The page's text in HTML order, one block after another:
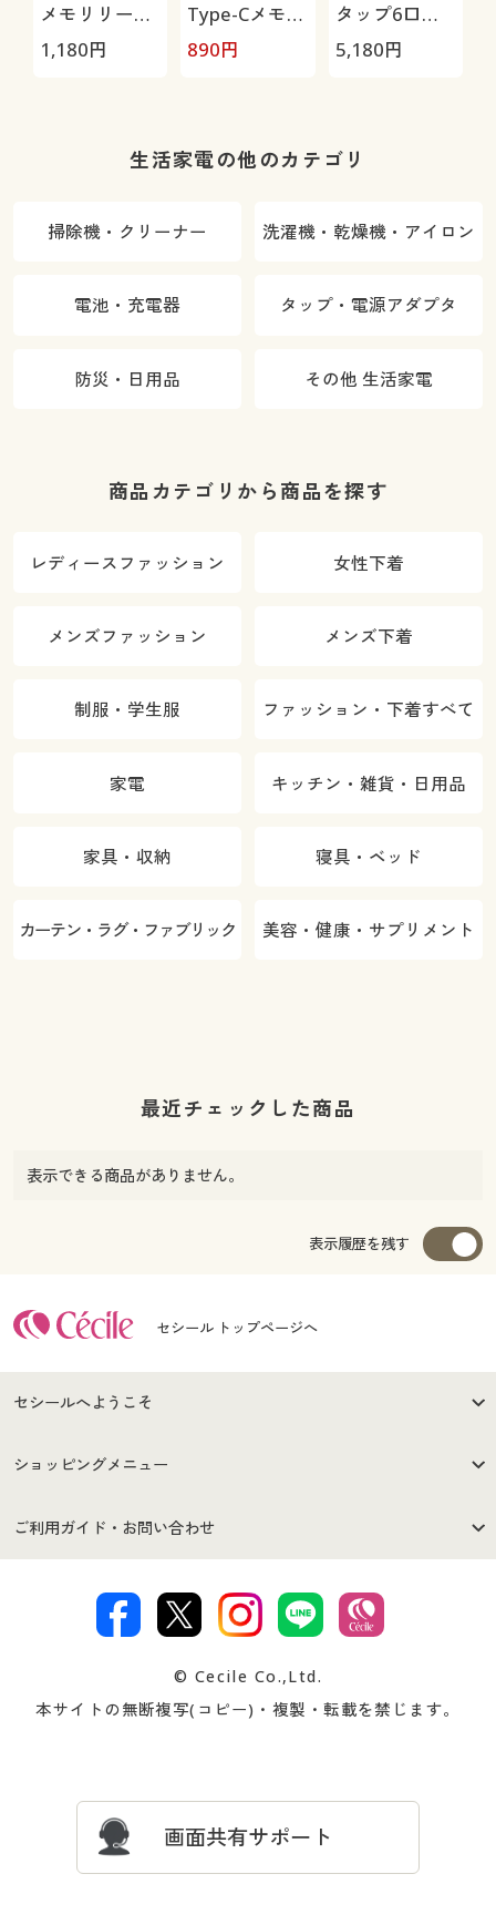
メモリリーダ
ライタ
1,180円
Type-Cメモリ
リーダライタ
890円
タップ6口
+C+A×2
5,180円
生活家電の他のカテゴリ
掃除機・クリーナー 洗濯機・乾燥機・アイロン
電池・充電器 タップ・電源アダプタ
防災・日用品 その他 生活家電
商品カテゴリから商品を探す
レディースファッション 女性下着
メンズファッション メンズ下着
制服・学生服 ファッション・下着すべて
家電 キッチン・雑貨・日用品
家具・収納 寝具・ベッド
カーテン・ラグ・ファブリック 美容・健康・サプリメント
最近チェックした商品
表示できる商品がありません。
表示履歴を残す
セシール トップページへ
セシールへようこそ
はじめての方へ
セシールご利用規約
著作権・商標について 会社案内
ショッピングメニュー
商品カテゴリ
プレゼント＆キャンペーン サイトマップ
ご利用ガイド・お問い合わせ
交換・返品は お支払は
ついて
忘れの場合
© Cecile Co.,Ltd.
本サイトの無断複写(コピー)・複製・転載を禁じます。
画面共有サポート